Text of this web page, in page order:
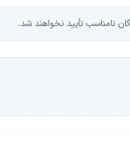
نامناسب تأیید نخواهند شد.